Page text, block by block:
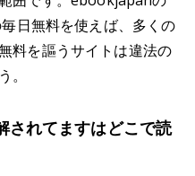
日無料を使えば、多くの
料を謳うサイトは違法の
。
されてますはどこで読